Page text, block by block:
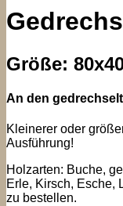
Größe:
An den
Kleinerer oder
Ausführung!
Holzarten: Buche,
Erle, Kirsch, Esche,
zu bestellen.